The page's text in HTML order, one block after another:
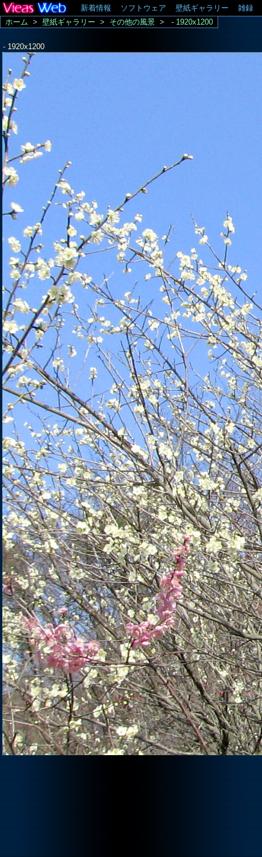
新着情報 ソフトウェア 壁紙ギャラリー 雑録
- 1920x1200
ホーム > 壁紙ギャラリー > その他の風景 > - 1920x1200